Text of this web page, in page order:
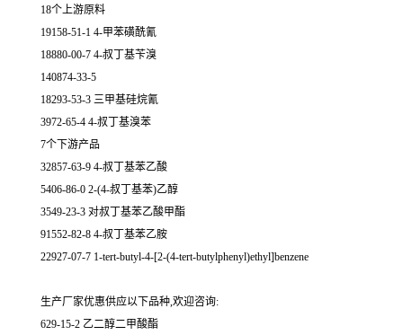
18个上游原料
19158-51-1 4-甲苯磺酰氰
18880-00-7 4-叔丁基苄溴
140874-33-5
18293-53-3 三甲基硅烷氰
3972-65-4 4-叔丁基溴苯
7个下游产品
32857-63-9 4-叔丁基苯乙酸
5406-86-0 2-(4-叔丁基苯)乙醇
3549-23-3 对叔丁基苯乙酸甲酯
91552-82-8 4-叔丁基苯乙胺
22927-07-7 1-tert-butyl-4-[2-(4-tert-butylphenyl)ethyl]benzene
生产厂家优惠供应以下品种,欢迎咨询:
629-15-2 乙二醇二甲酸酯